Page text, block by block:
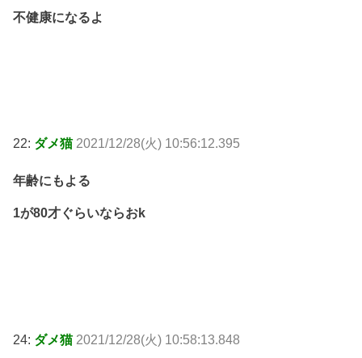
不健康になるよ
22: ダメ猫 2021/12/28(火) 10:56:12.395
年齢にもよる
1が80才ぐらいならおk
24: ダメ猫 2021/12/28(火) 10:58:13.848